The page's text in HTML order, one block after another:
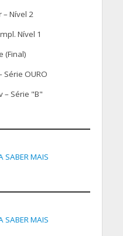
– Nível 2
Nível 1
(Final)
Série OURO
– Série "B"
SABER MAIS
SABER MAIS